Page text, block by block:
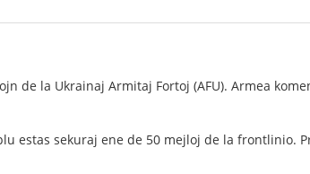
de la Ukrainaj Armitaj Fortoj (AFU). Armea
estas sekuraj ene de 50 mejloj de la frontlinio.